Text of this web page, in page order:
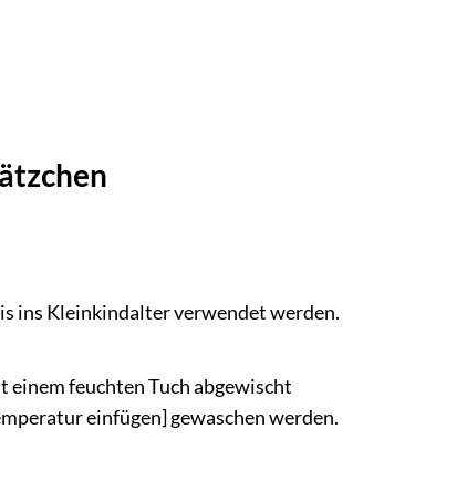
ins Kleinkindalter verwendet werden.
einem feuchten Tuch abgewischt
einfügen] gewaschen werden.